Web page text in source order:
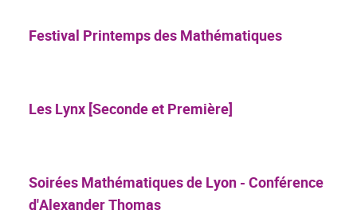
Festival Printemps des Mathématiques
Les Lynx [Seconde et Première]
Soirées Mathématiques de Lyon - Conférence
d'Alexander Thomas